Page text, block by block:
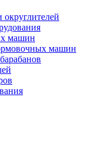
машин
машин